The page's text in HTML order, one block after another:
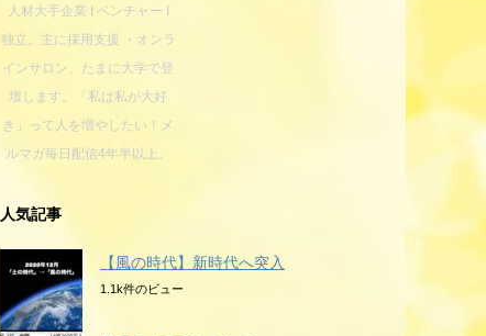
人材大手企業 I ベンチャー I
独立。主に採用支援 ・オンラ
インサロン、たまに大学で登
壇します。「私は私が大好
き」って人を増やしたい！メ
ルマガ毎日配信4年半以上。
人気記事
【風の時代】新時代へ突入
1.1k件のビュー